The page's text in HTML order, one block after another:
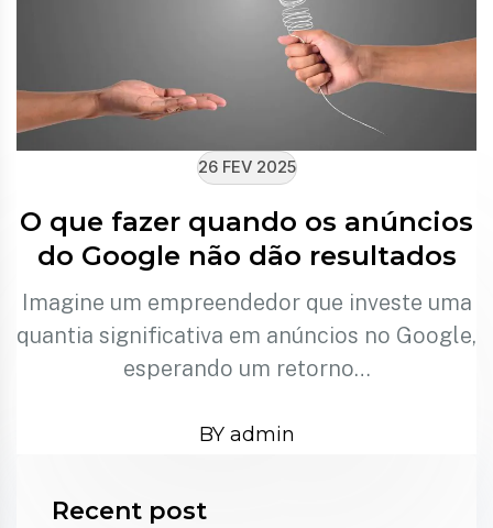
26 FEV 2025
O que fazer quando os anúncios
do Google não dão resultados
Imagine um empreendedor que investe uma
quantia significativa em anúncios no Google,
esperando um retorno…
BY admin
Recent post